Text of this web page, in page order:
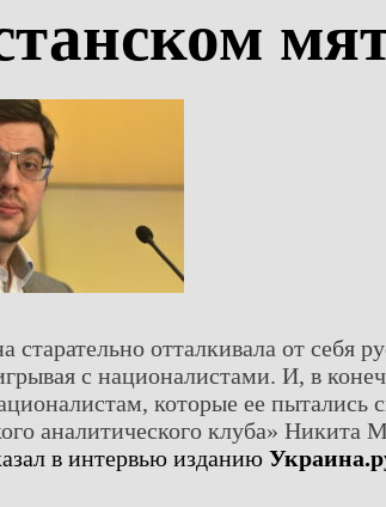
старательно отталкивала от себя
с националистами. И, в
которые ее пытались
аналитического клуба» Никита
в интервью изданию